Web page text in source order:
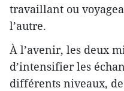
travaillant ou
l’autre.
À l’avenir, les deux
d’intensifier les
différents niveaux,